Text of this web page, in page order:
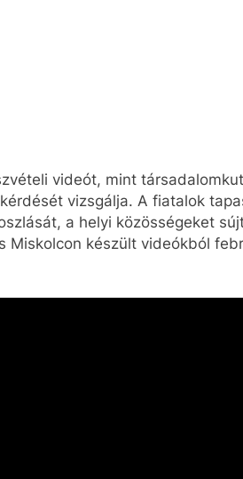
videót, mint
vizsgálja. A fiatalok
a helyi közösségeket
Miskolcon készült videókból